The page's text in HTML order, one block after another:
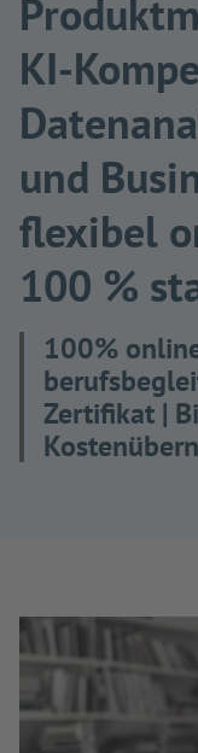
KI-
und
flexibel
100 %
100%
Zertifikat |